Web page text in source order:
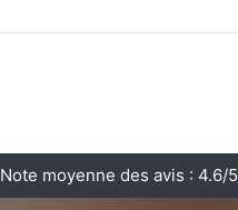
Note moyenne des avis : 4.6/5